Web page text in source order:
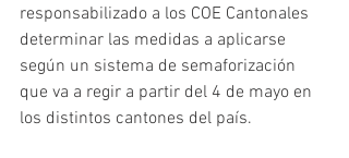
responsabilizado a los COE Cantonales
determinar las medidas a aplicarse
según un sistema de semaforización
que va a regir a partir del 4 de mayo en
los distintos cantones del país.